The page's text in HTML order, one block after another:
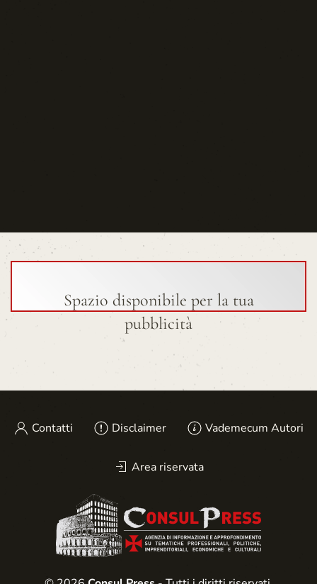
Spazio disponibile per la tua
pubblicità
Contatti Disclaimer Vademecum Autori
Area riservata